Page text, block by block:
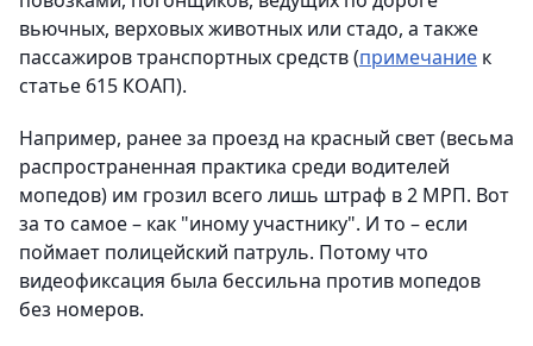
вьючных, верховых животных или стадо, а также
пассажиров транспортных средств (примечание к
статье 615 КОАП).
Например, ранее за проезд на красный свет (весьма
распространенная практика среди водителей
мопедов) им грозил всего лишь штраф в 2 МРП. Вот
за то самое – как "иному участнику". И то – если
поймает полицейский патруль. Потому что
видеофиксация была бессильна против мопедов
без номеров.